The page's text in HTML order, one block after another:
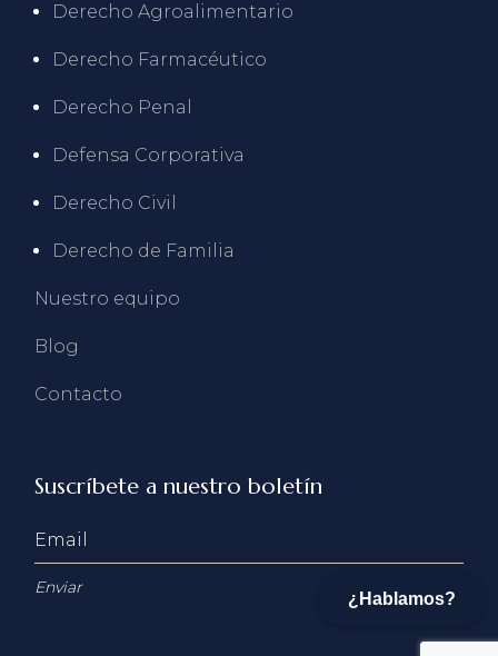
¿Hablamos?
Derecho Agroalimentario
Derecho Farmacéutico
Derecho Penal
Defensa Corporativa
Derecho Civil
Derecho de Familia
Nuestro equipo
Blog
Contacto
Suscríbete a nuestro boletín
Enviar